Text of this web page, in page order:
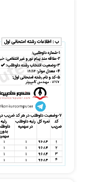
نظر رتبه 6 کنکور 1400
نظر رتبه 68 کنکور ارشد آیتی 1403